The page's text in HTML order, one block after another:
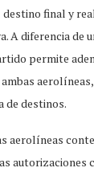
final y
A diferencia de
permite
de destinos.
aerolíneas
autorizaciones